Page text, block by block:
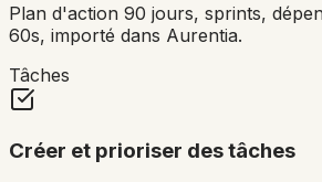
Plan d'action 90 jours, sprints,
60s, importé dans Aurentia.
Tâches
Créer et prioriser des tâches